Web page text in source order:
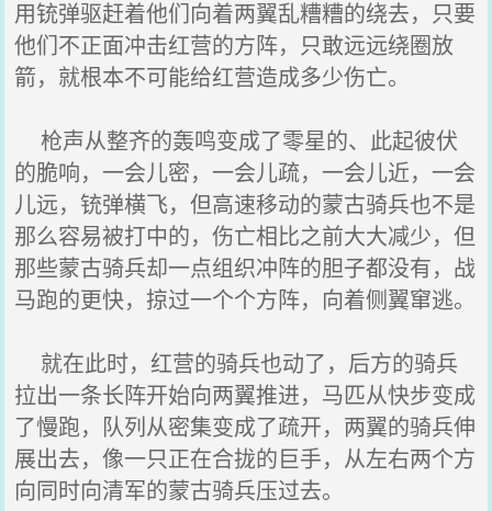
用铳弹驱赶着他们向着两翼乱糟糟的绕去，只要
他们不正面冲击红营的方阵，只敢远远绕圈放
箭，就根本不可能给红营造成多少伤亡。
枪声从整齐的轰鸣变成了零星的、此起彼伏
的脆响，一会儿密，一会儿疏，一会儿近，一会
儿远，铳弹横飞，但高速移动的蒙古骑兵也不是
那么容易被打中的，伤亡相比之前大大减少，但
那些蒙古骑兵却一点组织冲阵的胆子都没有，战
马跑的更快，掠过一个个方阵，向着侧翼窜逃。
就在此时，红营的骑兵也动了，后方的骑兵
拉出一条长阵开始向两翼推进，马匹从快步变成
了慢跑，队列从密集变成了疏开，两翼的骑兵伸
展出去，像一只正在合拢的巨手，从左右两个方
向同时向清军的蒙古骑兵压过去。